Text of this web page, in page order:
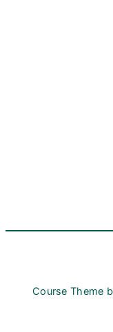
Course Theme